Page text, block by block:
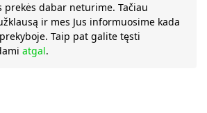
prekės dabar neturime. Tačiau
ir mes Jus informuosime kada
Taip pat galite tęsti
atgal.